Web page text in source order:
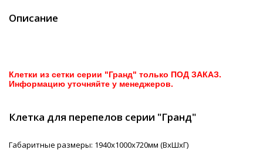
Описание
Клетки из сетки серии "Гранд" только ПОД ЗАКАЗ.
Информацию уточняйте у менеджеров.
Клетка для перепелов серии "Гранд"
Габаритные размеры: 1940х1000х720мм (ВхШхГ)